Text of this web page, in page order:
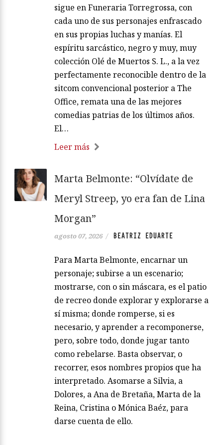
sigue en Funeraria Torregrossa, con
cada uno de sus personajes enfrascado
en sus propias luchas y manías. El
espíritu sarcástico, negro y muy, muy
colección Olé de Muertos S. L., a la vez
perfectamente reconocible dentro de la
sitcom convencional posterior a The
Office, remata una de las mejores
comedias patrias de los últimos años.
El…
Leer más
Marta Belmonte: “Olvídate de
Meryl Streep, yo era fan de Lina
Morgan”
agosto 07, 2026 / BEATRIZ EDUARTE
Para Marta Belmonte, encarnar un
personaje; subirse a un escenario;
mostrarse, con o sin máscara, es el patio
de recreo donde explorar y explorarse a
sí misma; donde romperse, si es
necesario, y aprender a recomponerse,
pero, sobre todo, donde jugar tanto
como rebelarse. Basta observar, o
recorrer, esos nombres propios que ha
interpretado. Asomarse a Silvia, a
Dolores, a Ana de Bretaña, Marta de la
Reina, Cristina o Mónica Baéz, para
darse cuenta de ello.